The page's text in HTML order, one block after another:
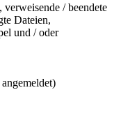
/ beendete
Dateien,
und / oder